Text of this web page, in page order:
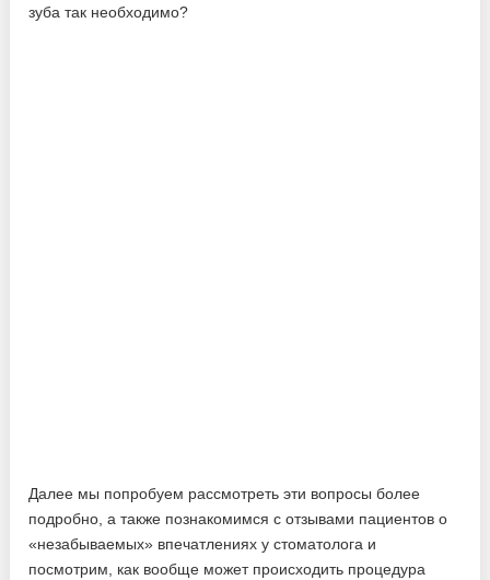
зуба так необходимо?
Далее мы попробуем рассмотреть эти вопросы более
подробно, а также познакомимся с отзывами пациентов о
«незабываемых» впечатлениях у стоматолога и
посмотрим, как вообще может происходить процедура